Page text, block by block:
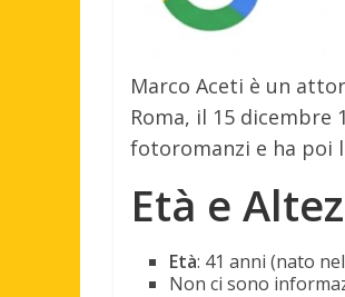
Marco Aceti è un
Roma, il 15 dicembre
fotoromanzi e ha poi
Età e
Età: 41 anni (nato
Non ci sono